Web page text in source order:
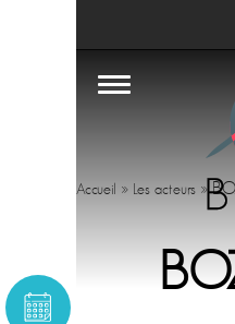
Accueil » Les acteurs »